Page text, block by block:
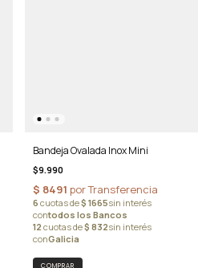
Bandeja Ovalada Inox Mini
$9.990